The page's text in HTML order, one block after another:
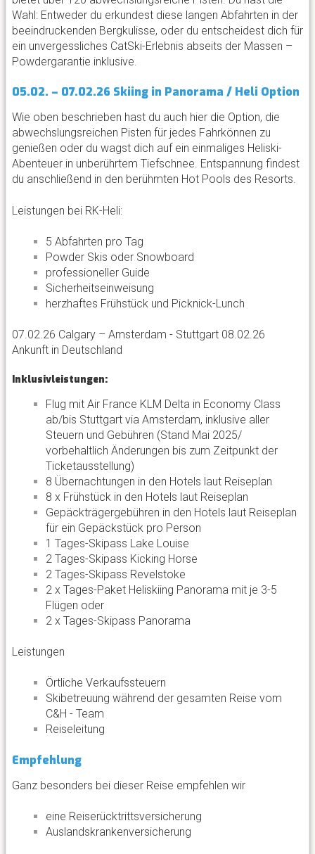
Wahl: Entweder du erkundest diese langen Abfahrten in der
beeindruckenden Bergkulisse, oder du entscheidest dich für
ein unvergessliches CatSki-Erlebnis abseits der Massen –
Powdergarantie inklusive.
05.02. – 07.02.26 Skiing in Panorama / Heli Option
Wie oben beschrieben hast du auch hier die Option, die
abwechslungsreichen Pisten für jedes Fahrkönnen zu
genießen oder du wagst dich auf ein einmaliges Heliski-
Abenteuer in unberührtem Tiefschnee. Entspannung findest
du anschließend in den berühmten Hot Pools des Resorts.
Leistungen bei RK-Heli:
5 Abfahrten pro Tag
Powder Skis oder Snowboard
professioneller Guide
Sicherheitseinweisung
herzhaftes Frühstück und Picknick-Lunch
07.02.26 Calgary – Amsterdam - Stuttgart 08.02.26
Ankunft in Deutschland
Inklusivleistungen:
Flug mit Air France KLM Delta in Economy Class
ab/bis Stuttgart via Amsterdam, inklusive aller
Steuern und Gebühren (Stand Mai 2025/
vorbehaltlich Änderungen bis zum Zeitpunkt der
Ticketausstellung)
8 Übernachtungen in den Hotels laut Reiseplan
8 x Frühstück in den Hotels laut Reiseplan
Gepäckträgergebühren in den Hotels laut Reiseplan
für ein Gepäckstück pro Person
1 Tages-Skipass Lake Louise
2 Tages-Skipass Kicking Horse
2 Tages-Skipass Revelstoke
2 x Tages-Paket Heliskiing Panorama mit je 3-5
Flügen oder
2 x Tages-Skipass Panorama
Leistungen
Örtliche Verkaufssteuern
Skibetreuung während der gesamten Reise vom
C&H - Team
Reiseleitung
Empfehlung
Ganz besonders bei dieser Reise empfehlen wir
eine Reiserücktrittsversicherung
Auslandskrankenversicherung